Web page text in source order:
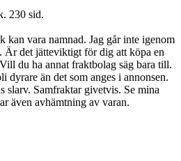
230 sid.
kan vara namnad. Jag går inte igenom
Är det jätteviktigt för dig att köpa en
du ha annat fraktbolag säg bara till.
dyrare än det som anges i annonsen.
slarv. Samfraktar givetvis. Se mina
även avhämtning av varan.